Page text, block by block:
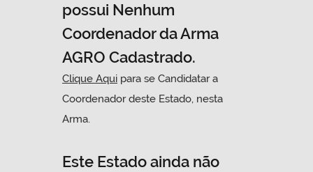
possui Nenhum
Coordenador da Arma
AGRO Cadastrado.
Clique Aqui para se Candidatar a
Coordenador deste Estado, nesta
Arma.
Este Estado ainda não